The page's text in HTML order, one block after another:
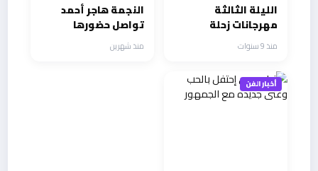
الليلة الثالثة
مهرجانات زحلة
الدولية تسجل نجاح
تلو الاخر وعاصي
الحلاني يشعل
المسرح بالدبكة
ويكرم الجيش ويبكي
منذ 9 سنوات
النجمة هاجر أحمد
تواصل حضورها
ونشاطها الفني دراما
وسينما بنجاح كبير
منذ شهرين
أخبار الفن